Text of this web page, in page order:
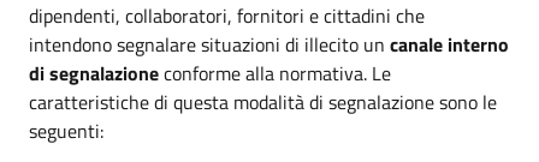
dipendenti, collaboratori, fornitori e cittadini che
intendono segnalare situazioni di illecito un canale interno
di segnalazioneconforme alla normativa. Le
caratteristiche di questa modalità di segnalazione sono le
seguenti: